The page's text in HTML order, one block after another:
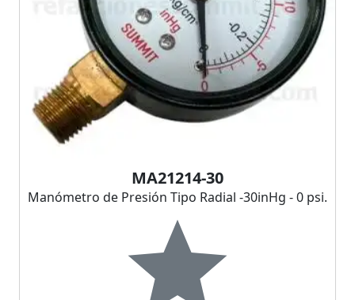
MA21214-30
Manómetro de Presión Tipo Radial -30inHg - 0 psi.